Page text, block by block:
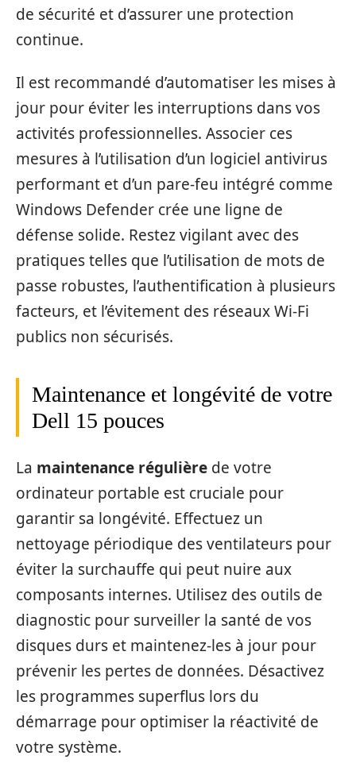
de sécurité et d’assurer une protection
continue.
Il est recommandé d’automatiser les mises à
jour pour éviter les interruptions dans vos
activités professionnelles. Associer ces
mesures à l’utilisation d’un logiciel antivirus
performant et d’un pare-feu intégré comme
Windows Defender crée une ligne de
défense solide. Restez vigilant avec des
pratiques telles que l’utilisation de mots de
passe robustes, l’authentification à plusieurs
facteurs, et l’évitement des réseaux Wi-Fi
publics non sécurisés.
Maintenance et longévité de votre
Dell 15 pouces
La maintenance régulière de votre
ordinateur portable est cruciale pour
garantir sa longévité. Effectuez un
nettoyage périodique des ventilateurs pour
éviter la surchauffe qui peut nuire aux
composants internes. Utilisez des outils de
diagnostic pour surveiller la santé de vos
disques durs et maintenez-les à jour pour
prévenir les pertes de données. Désactivez
les programmes superflus lors du
démarrage pour optimiser la réactivité de
votre système.